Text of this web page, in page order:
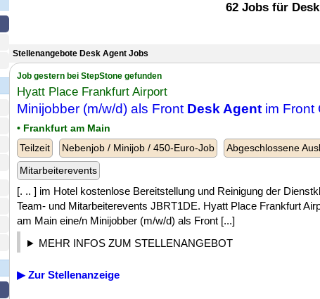
62 Jobs für
Stellenangebote Desk Agent Jobs
Job gestern bei StepStone gefunden
Hyatt Place Frankfurt Airport
Minijobber (m/w/d) als Front Desk Agent im Front
• Frankfurt am Main
Teilzeit
Nebenjob / Minijob / 450-Euro-Job
Abgeschlossene
Mitarbeiterevents
[. .. ] im Hotel kostenlose Bereitstellung und Reinigung der
Team- und Mitarbeiterevents JBRT1DE. Hyatt Place Frankfurt
am Main eine/n Minijobber (m/w/d) als Front [...]
MEHR INFOS ZUM STELLENANGEBOT
▶ Zur Stellenanzeige